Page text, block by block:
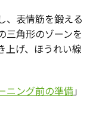
、表情筋を鍛える
三角形のゾーンを
上げ、ほうれい線
ニング前の準備」